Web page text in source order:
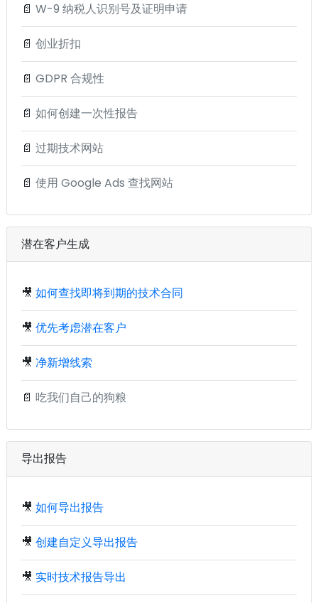
📄 W-9 纳税人识别号及证明申请
📄 创业折扣
📄 GDPR 合规性
📄 如何创建一次性报告
📄 过期技术网站
📄 使用 Google Ads 查找网站
潜在客户生成
🎥 如何查找即将到期的技术合同
🎥 优先考虑潜在客户
🎥 净新增线索
📄 吃我们自己的狗粮
导出报告
🎥 如何导出报告
🎥 创建自定义导出报告
🎥 实时技术报告导出